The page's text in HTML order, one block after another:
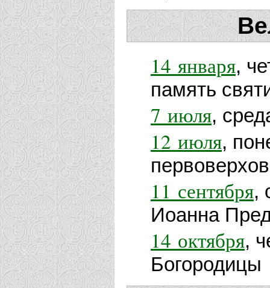
14 января,
память
7 июля,
12 июля,
11 сентября,
Иоанна
14 октября,
Богородицы